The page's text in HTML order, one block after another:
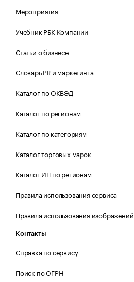
Мероприятия
Учебник РБК Компании
Статьи о бизнесе
Словарь PR и маркетинга
Каталог по ОКВЭД
Каталог по регионам
Каталог по категориям
Каталог торговых марок
Каталог ИП по регионам
Правила использования сервиса
Правила использования изображений
Контакты
Справка по сервису
Поиск по ОГРН